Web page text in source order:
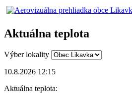
Aktuálna teplota
Výber lokality
10.8.2026 12:15
Aktuálna teplota: